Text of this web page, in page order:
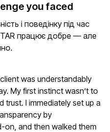
you faced
і поведінку під час
працює добре — але
was understandably
My first instinct wasn’t to
trust. I immediately set up a
by
on, and then walked them